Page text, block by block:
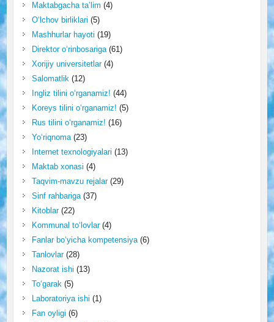
Maktabgacha ta’lim (4)
O‘lchov birliklari (5)
Mashhurlar hayoti (19)
Direktor o‘rinbosariga(61)
Xorijiy universitetlar(4)
Salomatlik(12)
Ingliz tilini o‘rganamiz! (44)
Koreys tilini o‘rganamiz! (5)
Rus tilini o‘rganamiz! (16)
Yo‘riqnoma(23)
Internet texnologiyalari (13)
Maktab xonasi (4)
Taqvim-mavzu rejalar(29)
Sinf rahbariga(37)
Kitoblar(22)
Kommunal to‘lovlar(4)
Fanlar bo‘yicha kompetensiya(6)
Tanlovlar(28)
Nazorat ishi (13)
To‘garak(5)
Laboratoriya ishi (1)
Fan oyligi (6)